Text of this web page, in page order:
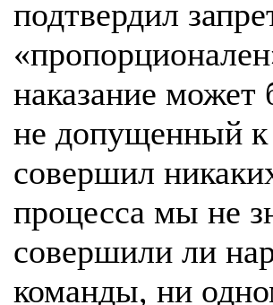
подтвердил
наказание
не допущенный к
совершил
процесса мы не
совершили ли
команды, ни